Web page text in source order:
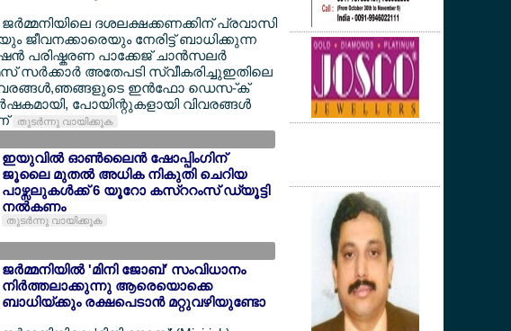
ജര്‍മ്മനിയിലെ ദശലക്ഷക്കണക്കിന് പ്രവാസി
ജീവനക്കാരെയും നേരിട്ട് ബാധിക്കുന്ന
പരിഷ്കരണ പാക്കേജ് ചാന്‍സലര്‍
സര്‍ക്കാര്‍ അതേപടി സ്വീകരിച്ചുഇതിലെ
ഇന്‍ഫോ ഡെസ-്ക്
പോയിന്റുകളായി വിവരങ്ങള്‍
തുടര്‍ന്നു വായിക്കുക
ഇയുവില്‍ ഓണ്‍ലൈന്‍ ഷോപ്പിംഗിന്
ജൂലൈ മുതല്‍ അധിക നികുതി ചെറിയ
പാഴ്സലുകള്‍ക്ക് 6 യൂറോ കസ്ററംസ് ഡ്യൂട്ടി
നല്‍കണം
തുടര്‍ന്നു വായിക്കുക
ജര്‍മ്മനിയില്‍ 'മിനി ജോബ്' സംവിധാനം
നിര്‍ത്തലാക്കുന്നു ആരെയൊക്കെ
ബാധിയ്ക്കും രക്ഷപെടാന്‍ മറ്റുവഴിയുണ്ടോ